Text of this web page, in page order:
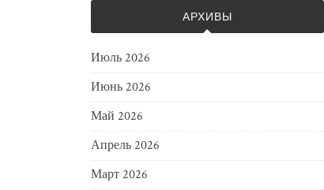
АРХИВЫ
Июль 2026
Июнь 2026
Май 2026
Апрель 2026
Март 2026